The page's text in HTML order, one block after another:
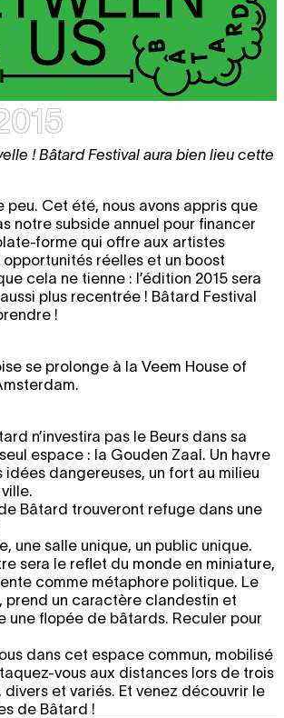
! Bâtard Festival aura bien lieu cette
peu. Cet été, nous avons appris que
notre subside annuel pour financer
forme qui offre aux artistes
réelles et un boost
cela ne tienne : l’édition 2015 sera
plus recentrée ! Bâtard Festival
!
se prolonge à la Veem House of
n’investira pas le Beurs dans sa
espace : la Gouden Zaal. Un havre
idées dangereuses, un fort au milieu
Bâtard trouveront refuge dans une
une salle unique, un public unique.
sera le reflet du monde en miniature,
comme métaphore politique. Le
prend un caractère clandestin et
une flopée de bâtards. Reculer pour
dans cet espace commun, mobilisé
vous aux distances lors de trois
divers et variés. Et venez découvrir le
de Bâtard !